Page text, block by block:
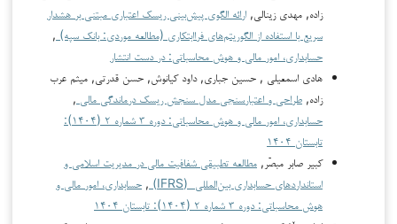
زاده, مهدی زینالی, ارائه الگوی پیش‌بینی ریسک اعتباری مبتنی بر هشدار
سریع با استفاده از الگوریتم‌های فراابتکاری (مطالعه موردی: بانک سپه) ,
حسابداری، امور مالی و هوش محاسباتی: در دست انتشار
هادی اسمعیلی , حسین جباری, داود کیانوش, حسن قدرتی, میثم عرب
زاده, طراحی و اعتبارسنجی مدل سنجش ریسک درماندگی مالی ,
حسابداری، امور مالی و هوش محاسباتی: دوره ۳ شماره ۲ (۱۴۰۴):
تابستان ۱۴۰۴
کبیر صابر مبصّر, مطالعه تطبیقی شفافیت مالی در مدیریت اسلامی و
استانداردهای حسابداری بین‌المللی (IFRS)
, حسابداری، امور مالی و
هوش محاسباتی: دوره ۳ شماره ۲ (۱۴۰۴): تابستان ۱۴۰۴